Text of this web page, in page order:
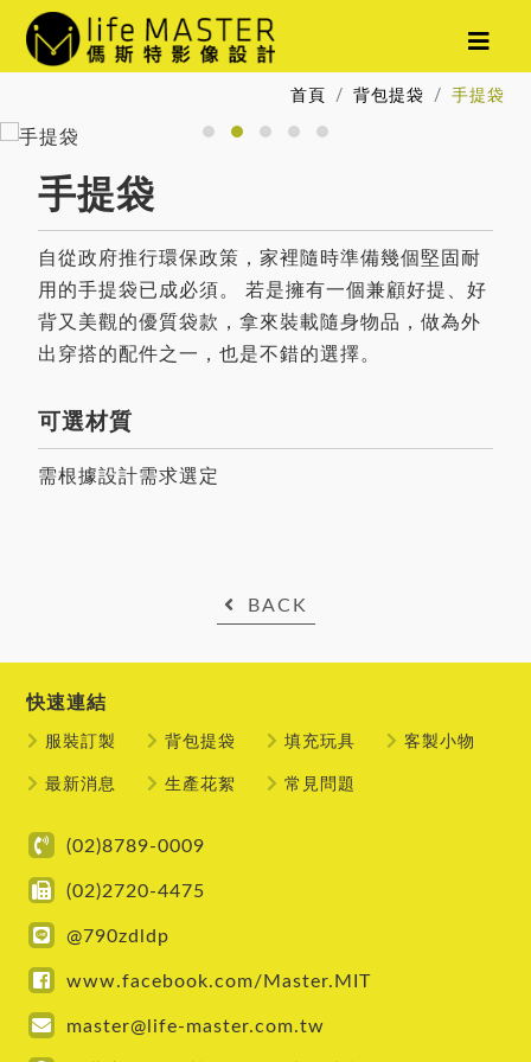
首頁 背包提袋 手提袋
手提袋
自從政府推行環保政策，家裡隨時準備幾個堅固耐
用的手提袋已成必須。 若是擁有一個兼顧好提、好
背又美觀的優質袋款，拿來裝載隨身物品，做為外
出穿搭的配件之一，也是不錯的選擇。
可選材質
需根據設計需求選定
BACK
快速連結
服裝訂製 背包提袋 填充玩具 客製小物
最新消息 生產花絮 常見問題
(02)8789-0009
(02)2720-4475
@790zdldp
www.facebook.com/Master.MIT
master@life-master.com.tw